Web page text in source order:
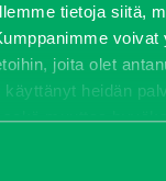
tietoja siitä,
voivat
joita olet
heidän
muuttaa